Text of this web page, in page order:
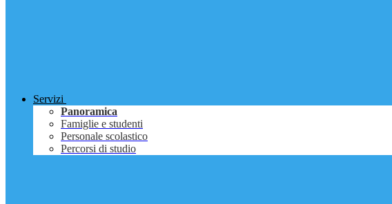
Servizi
Panoramica
Famiglie e studenti
Personale scolastico
Percorsi di studio